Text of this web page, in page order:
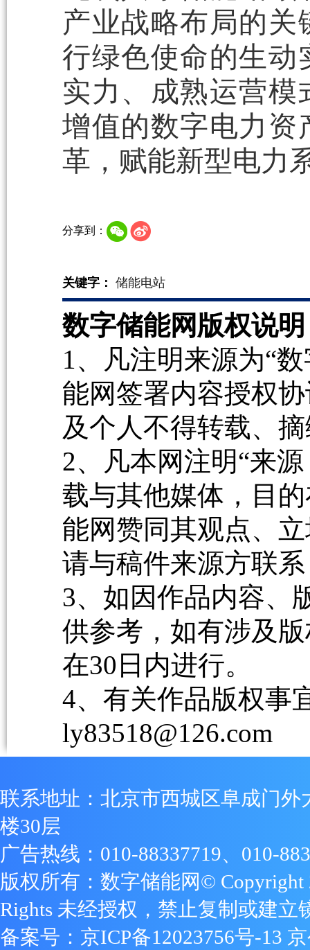
产业战略布局的
行绿色使命的生动
实力、成熟运营
增值的数字电力资
革，赋能新型电力
分享到：
关键字： 储能电站
数字储能网版权说
1、凡注明来源为“
能网签署内容授权
及个人不得转载、
2、凡本网注明“来
载与其他媒体，目
能网赞同其观点、
请与稿件来源方联
3、如因作品内容、
供参考，如有涉及
在30日内进行。
4、有关作品版权事
ly83518@126.com
联系地址：北京市西城区阜成门外
楼30层
广告热线：010-88337719、010-
版权所有：数字储能网© Copyright
Rights 未经授权，禁止复制或建立
备案号： 京ICP备12023756号-13